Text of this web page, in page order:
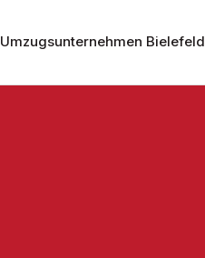
Umzugsunternehmen Bielefeld